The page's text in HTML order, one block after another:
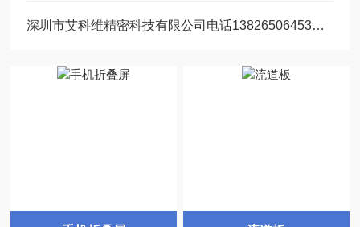
深圳市艾科维精密科技有限公司电话13826506453｜精密蚀刻厂家联系方式一览